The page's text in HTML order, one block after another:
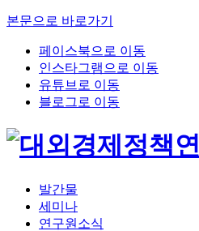
본문으로 바로가기
페이스북으로 이동
인스타그램으로 이동
유튜브로 이동
블로그로 이동
발간물
세미나
연구원소식